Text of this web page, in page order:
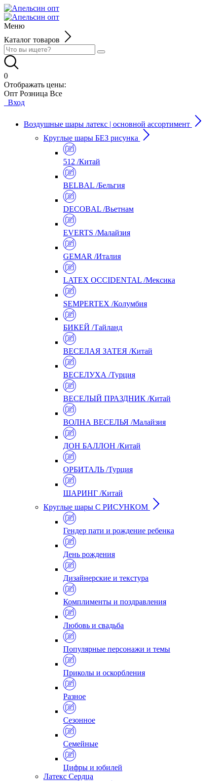
Меню
Каталог товаров
0
Отображать цены:
Опт Розница Все
Вход
Воздушные шары латекс | основной ассортимент
Круглые шары БЕЗ рисунка
512 /Китай
BELBAL /Бельгия
DECOBAL /Вьетнам
EVERTS /Малайзия
GEMAR /Италия
LATEX OCCIDENTAL /Мексика
SEMPERTEX /Колумбия
БИКЕЙ /Тайланд
ВЕСЕЛАЯ ЗАТЕЯ /Китай
ВЕСЕЛУХА /Турция
ВЕСЕЛЫЙ ПРАЗДНИК /Китай
ВОЛНА ВЕСЕЛЬЯ /Малайзия
ДОН БАЛЛОН /Китай
ОРБИТАЛЬ /Турция
ШАРИНГ /Китай
Круглые шары С РИСУНКОМ
Гендер пати и рождение ребенка
День рождения
Дизайнерские и текстура
Комплименты и поздравления
Любовь и свадьба
Популярные персонажи и темы
Приколы и оскорбления
Разное
Сезонное
Семейные
Цифры и юбилей
Латекс Сердца